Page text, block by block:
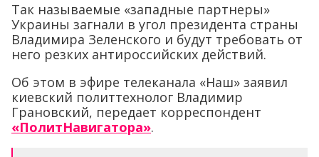
Так называемые «западные партнеры»
Украины загнали в угол президента страны
Владимира Зеленского и будут требовать от
него резких антироссийских действий.
Об этом в эфире телеканала «Наш» заявил
киевский политтехнолог Владимир
Грановский, передает корреспондент
«ПолитНавигатора».